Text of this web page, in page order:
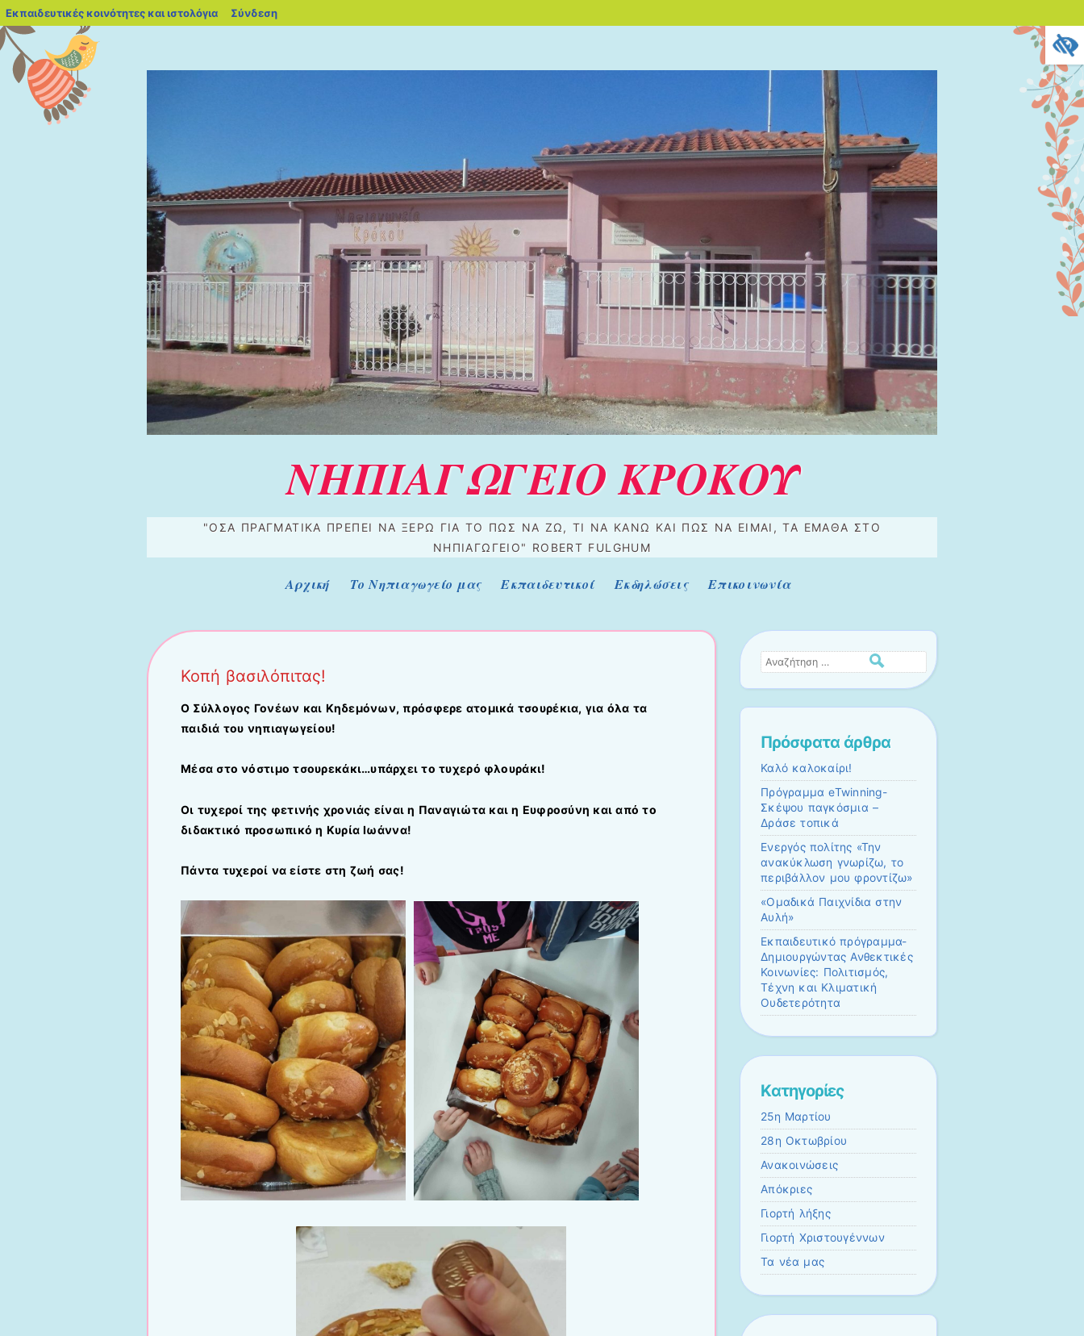
ΝΗΠΙΑΓΩΓΕΙΟ ΚΡΟΚΟΥ
"ΌΣΑ ΠΡΑΓΜΑΤΙΚΆ ΠΡΈΠΕΙ ΝΑ ΞΈΡΩ ΓΙΑ ΤΟ ΠΏΣ ΝΑ ΖΩ, ΤΙ ΝΑ ΚΆΝΩ ΚΑΙ ΠΏΣ ΝΑ ΕΊΜΑΙ, ΤΑ ΈΜΑΘΑ ΣΤΟ
ΝΗΠΙΑΓΩΓΕΊΟ" ROBERT FULGHUM
Μετάβαση στο περιεχόμενο
Αρχική Το Νηπιαγωγείο μας Εκπαιδευτικοί Εκδηλώσεις Επικοινωνία
Κοπή βασιλόπιτας!
Ο Σύλλογος Γονέων και Κηδεμόνων, πρόσφερε ατομικά τσουρέκια, για όλα τα
παιδιά του νηπιαγωγείου!
Μέσα στο νόστιμο τσουρεκάκι…υπάρχει το τυχερό φλουράκι!
Οι τυχεροί της φετινής χρονιάς είναι η Παναγιώτα και η Ευφροσύνη και από το
διδακτικό προσωπικό η Κυρία Ιωάννα!
Πάντα τυχεροί να είστε στη ζωή σας!
Αναζήτηση
Πρόσφατα άρθρα
Καλό καλοκαίρι!
Πρόγραμμα eTwinning-
Σκέψου παγκόσμια –
Δράσε τοπικά
Ενεργός πολίτης «Την
ανακύκλωση γνωρίζω, το
περιβάλλον μου φροντίζω»
«Ομαδικά Παιχνίδια στην
Αυλή»
Εκπαιδευτικό πρόγραμμα-
Δημιουργώντας Ανθεκτικές
Κοινωνίες: Πολιτισμός,
Τέχνη και Κλιματική
Ουδετερότητα
Kατηγορίες
25η Μαρτίου
28η Οκτωβρίου
Ανακοινώσεις
Απόκριες
Γιορτή λήξης
Γιορτή Χριστουγέννων
Τα νέα μας
Εκπαιδευτικές κοινότητες και ιστολόγια blogs.sch.gr
Σύνδεση